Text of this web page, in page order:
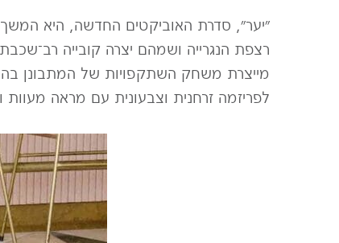
״יער״, סדרת האוביקטים החדשה, היא
רצפת הנגרייה ושמהם יצרה קובייה
מייצרת משחק השתקפויות של המתבונן
לפריזמה זרחנית וצבעונית עם מראה מעוות